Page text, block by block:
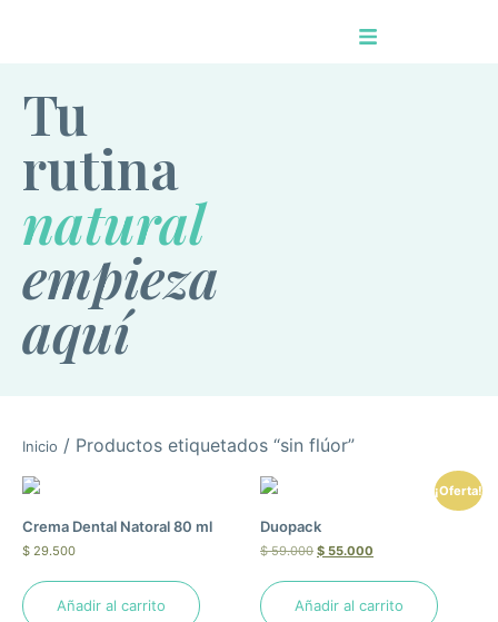
Tu
rutina
natural
empieza
aquí
Inicio / Productos etiquetados “sin flúor”
Crema Dental Natoral 80 ml
$ 29.500
Añadir al carrito
¡Oferta!
Duopack
$59.000 $ 55.000
Añadir al carrito